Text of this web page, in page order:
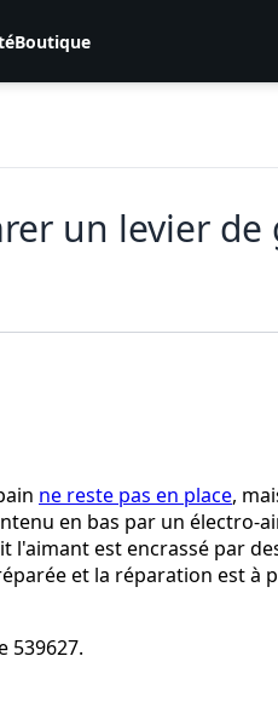
Boutique
un levier
ne reste pas en place,
en bas par un électro-
l'aimant est encrassé par
et la réparation est à
539627.